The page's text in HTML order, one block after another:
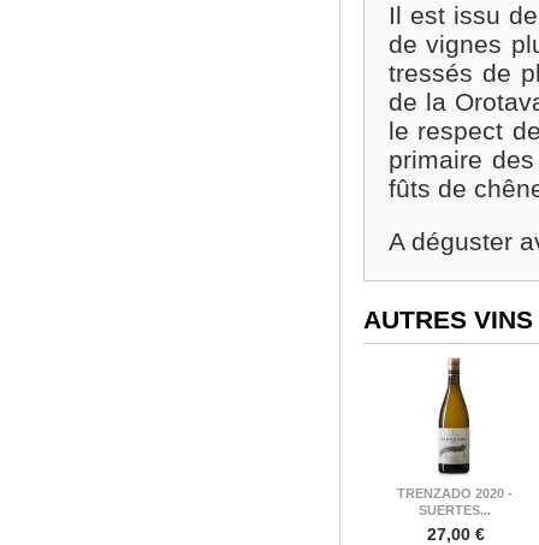
Il est issu
de vignes
tressés de
de la
le respect
primaire
fûts de
A déguster
AUTRES
TRENZADO 2020 -
SUERTES...
27,00 €